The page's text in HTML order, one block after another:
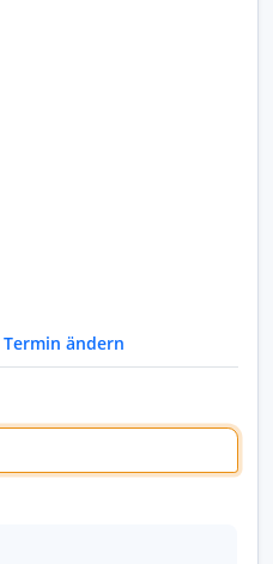
Termin ändern